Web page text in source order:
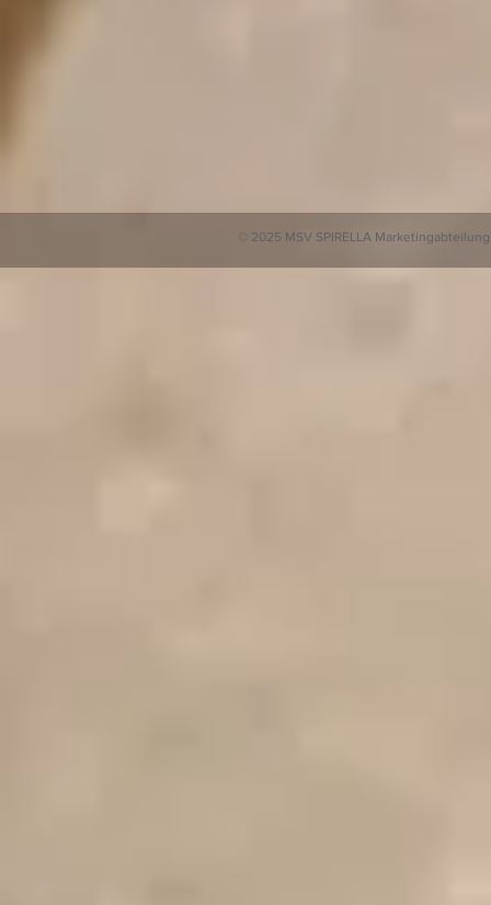
© 2025 MSV SPIRELLA